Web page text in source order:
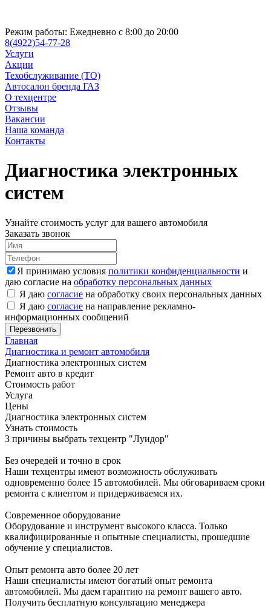
Режим работы: Ежедневно с 8:00 до 20:00
8(4922)54-77-28
Услуги
Акции
Техобслуживание (ТО)
Автосалон бренда ГАЗ
О техцентре
Отзывы
Вакансии
Наша команда
Контакты
Диагностика электронных
систем
Узнайте стоимость услуг для вашего автомобиля
Заказать звонок
Я принимаю условия политики конфиденциальности и
даю согласие на обработку персональных данных
Я даю согласие на обработку своих персональных данных
Я даю согласие на направление рекламно-
информационных сообщений
Главная
Диагностика и ремонт автомобиля
Диагностика электронных систем
Ремонт авто в кредит
Стоимость работ
Услуга
Цены
Диагностика электронных систем
Узнать стоимость
3 причины выбрать техцентр "Луидор"
Без очередей и точно в срок
Наши техцентры имеют возможность обслуживать
одновременно более 15 автомобилей. Мы обговариваем сроки
ремонта с клиентом и придерживаемся их.
Современное оборудование
Оборудование и инструмент высокого класса. Только
квалифицированные и опытные специалисты, прошедшие
обучение у специалистов.
Опыт ремонта авто более 20 лет
Наши специалисты имеют богатый опыт ремонта
автомобилей. Мы даем гарантию на ремонт вашего авто.
Получить бесплатную консультацию менеджера